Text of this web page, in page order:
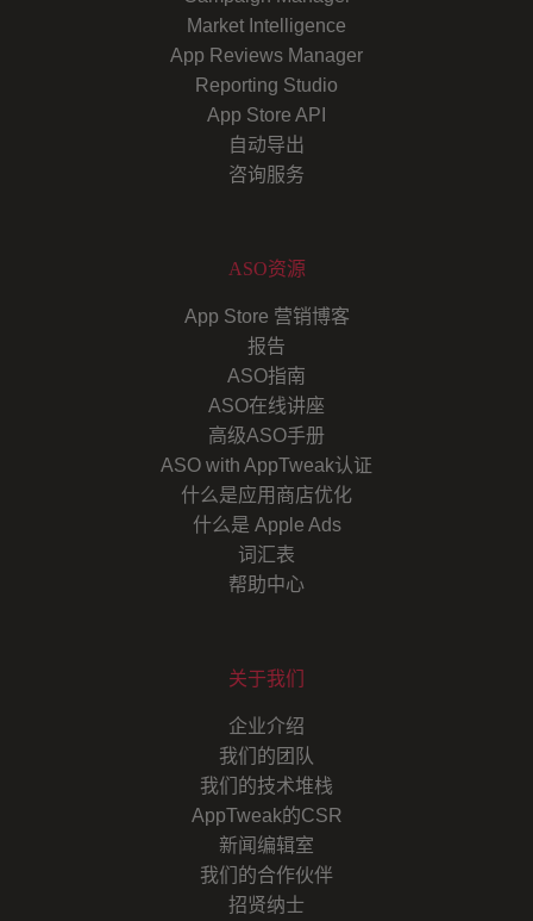
Market Intelligence
App Reviews Manager
Reporting Studio
App Store API
自动导出
咨询服务
ASO资源
App Store 营销博客
报告
ASO指南
ASO在线讲座
高级ASO手册
ASO with AppTweak认证
什么是应用商店优化
什么是 Apple Ads
词汇表
帮助中心
关于我们
企业介绍
我们的团队
我们的技术堆栈
AppTweak的CSR
新闻编辑室
我们的合作伙伴
招贤纳士